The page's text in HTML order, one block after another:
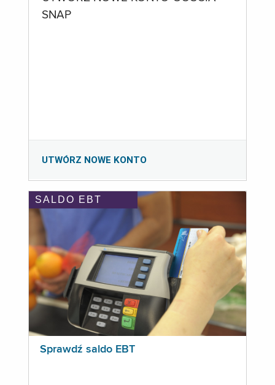
SNAP
UTWÓRZ NOWE KONTO
SALDO EBT
Sprawdź saldo EBT